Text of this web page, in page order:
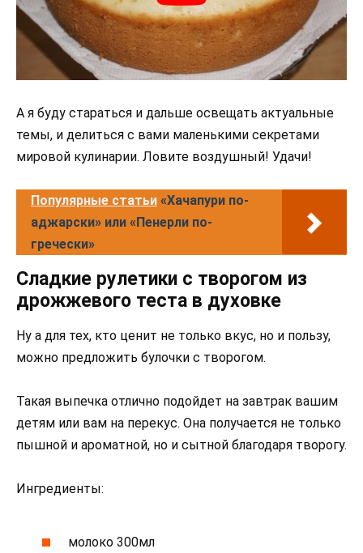
А я буду стараться и дальше освещать актуальные
темы, и делиться с вами маленькими секретами
мировой кулинарии. Ловите воздушный! Удачи!
Популярные статьи «Хачапури по-
аджарски» или «Пенерли по-
гречески»
Сладкие рулетики с творогом из
дрожжевого теста в духовке
Ну а для тех, кто ценит не только вкус, но и пользу,
можно предложить булочки с творогом.
Такая выпечка отлично подойдет на завтрак вашим
детям или вам на перекус. Она получается не только
пышной и ароматной, но и сытной благодаря творогу.
Ингредиенты:
молоко 300мл